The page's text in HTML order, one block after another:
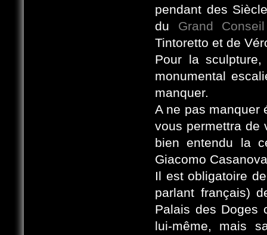
pendant des
du Grand Conseil
Tintoretto et de
Pour la
monumental
manquer.
A ne pas manquer
vous permettra de
bien entendu la
Giacomo
Il est obligatoire
parlant français)
Palais des Doges
lui-même, mais